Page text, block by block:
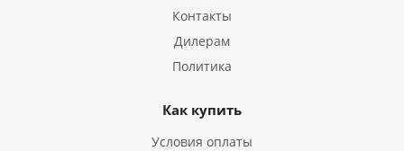
Контакты
Дилерам
Политика
Как купить
Условия оплаты